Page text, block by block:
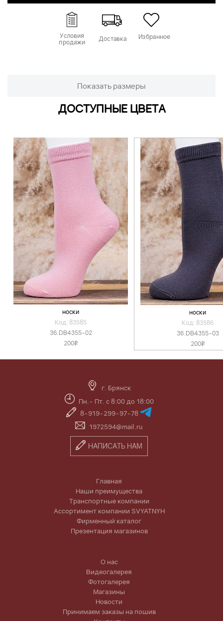
Условия
продажи Доставка Избранное
Показать размеры
ДОСТУПНЫЕ ЦВЕТА
носки
Код: 83585
36.DB4355-02
200v
носки
Код: 83586
36.DB4355-03
200v
г. Брянск
Пн.- Пт. с 8:00 до 18:00
8-919-299-97-78
1972594@mail.ru
НАПИСАТЬ НАМ
Главная
Наши преимущества
Транспортные компании
Ассортимент компании SVYATNYH
Фирменный каталог
Презентация магазинов
О нас
Видеогалерея
Фотогалерея
Магазины
Новости
Принимаем заказы на пошив